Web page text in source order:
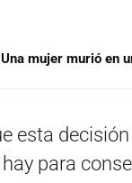
mujer murió en
esta
para